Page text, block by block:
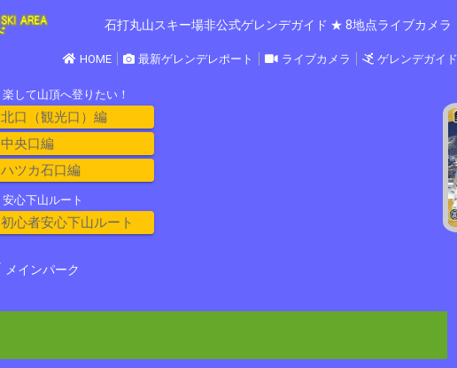
石打丸山スキー場非公式ゲレンデガイド ★ 8地点ライブカメラ
HOME 最新ゲレンデレポート ライブカメラ ゲレンデガイド
楽して山頂へ登りたい！
北口（観光口）編
中央口編
ハツカ石口編
安心下山ルート
初心者安心下山ルート
メインパーク